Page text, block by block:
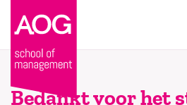
Bedankt voor het